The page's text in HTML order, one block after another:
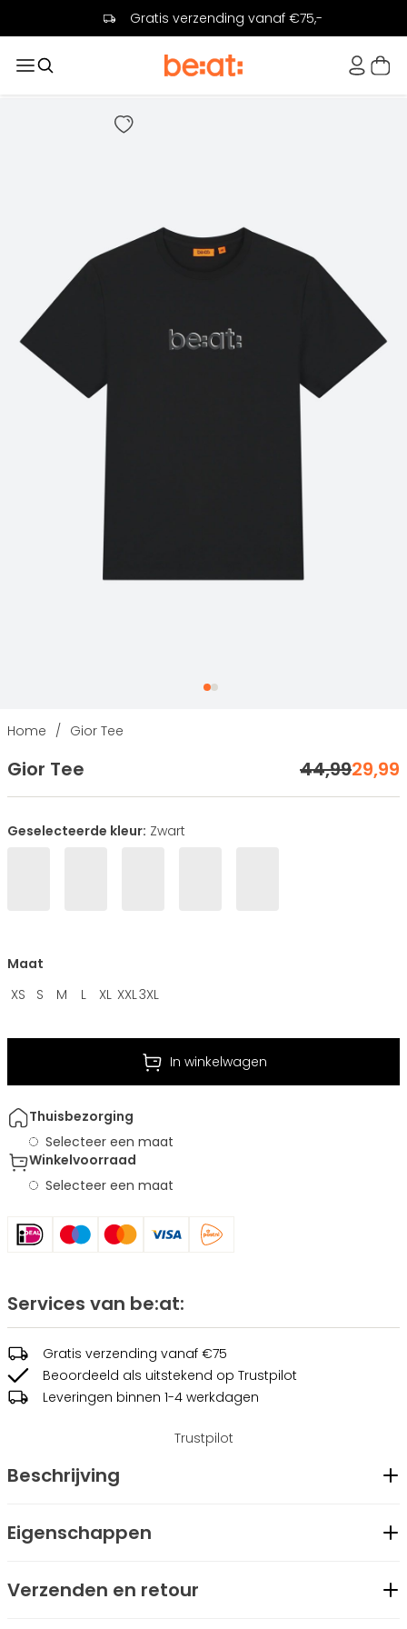
Gratis verzending vanaf €75,-
Home / Gior Tee
Gior Tee 44,9929,99
Geselecteerde kleur: Zwart
Maat
XS
S M L XL XXL3XL
In winkelwagen
Thuisbezorging
Selecteer een maat
Winkelvoorraad
Selecteer een maat
Services van be:at:
Gratis verzending vanaf €75
Beoordeeld als uitstekend op Trustpilot
Leveringen binnen 1-4 werkdagen
Trustpilot
Beschrijving
wat zorgt voor een comfortabele pasvorm. Het is een
Eigenschappen
Merk
be:at
Verzenden en retour